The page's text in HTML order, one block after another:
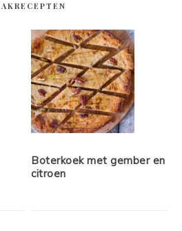
Boterkoek met gember en
citroen